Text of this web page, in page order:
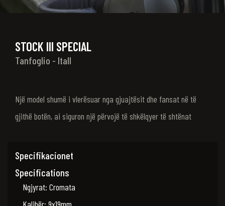
STOCK III SPECIAL
Tanfoglio - ItalI
Një model shumë i vlerësuar nga gjuajtësit dhe fansat në të
gjithë botën, ai siguron një përvojë të shkëlqyer të shtënat
Specifikacionet
Specifications
Ngjyrat: Cromata